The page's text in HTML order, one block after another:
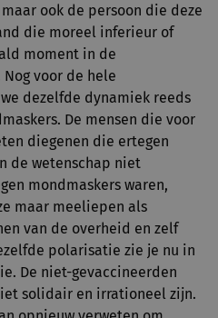
ook de persoon die deze
die moreel inferieur of
moment in de
voor de hele
dezelfde dynamiek reeds
De mensen die voor
diegenen die ertegen
de wetenschap niet
mondmaskers waren,
maar meeliepen als
van de overheid en zelf
polarisatie zie je nu in
De niet-gevaccineerden
solidair en irrationeel zijn.